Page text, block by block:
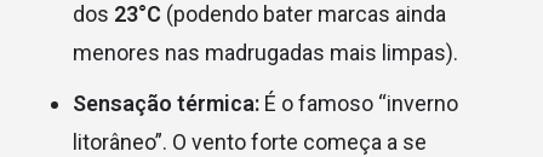
dos 23°C (podendo bater marcas ainda
menores nas madrugadas mais limpas).
Sensação térmica: É o famoso “inverno
litorâneo”. O vento forte começa a se